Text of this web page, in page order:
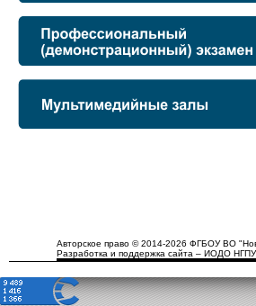
Авторское право © 2014-2026 ФГБОУ ВО
Разработка и поддержка сайта – ИОДО НГПУ